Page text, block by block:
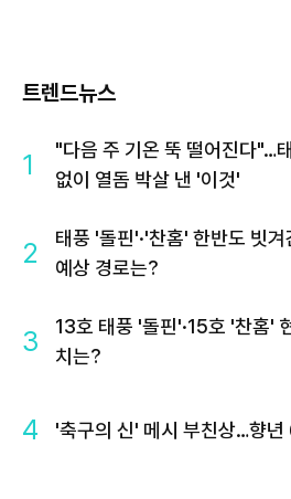
트렌드뉴스
1
"다음 주 기온 뚝 떨어진다"…
없이 열돔 박살 낸 '이것'
2
태풍 '돌핀'·'찬홈' 한반도 빗
예상 경로는?
3
13호 태풍 '돌핀'·15호 '찬홈'
치는?
4 '축구의 신' 메시 부친상…향